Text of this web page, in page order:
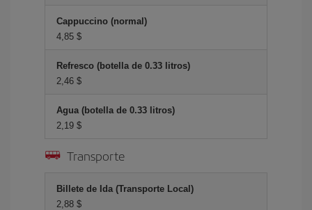
Cappuccino (normal)
4,85 $
Refresco (botella de 0.33 litros)
2,46 $
Agua (botella de 0.33 litros)
2,19 $
Transporte
Billete de Ida (Transporte Local)
2,88 $